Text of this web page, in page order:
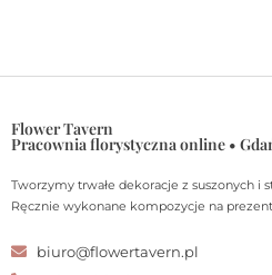
Flower Tavern
Pracownia florystyczna online •
Tworzymy trwałe dekoracje z suszonych i
Ręcznie wykonane kompozycje na
biuro@flowertavern.pl